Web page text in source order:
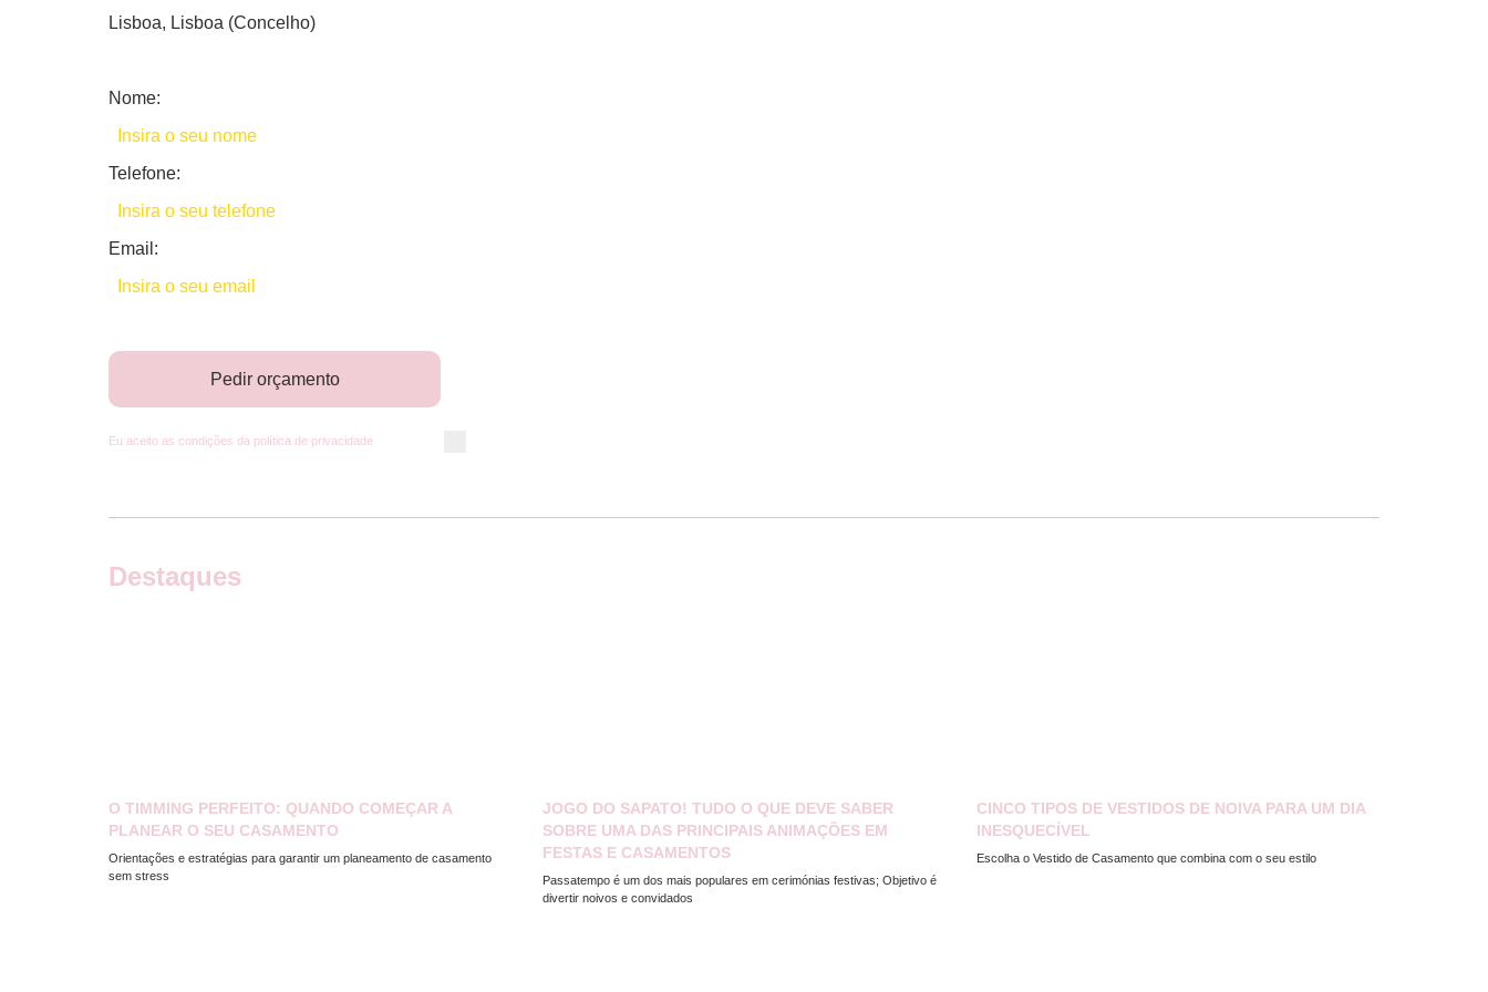
Lisboa, Lisboa (Concelho)
Nome:
Telefone:
Email:
Pedir orçamento
Eu aceito as condições da política de privacidade
Destaques
O TIMMING PERFEITO: QUANDO COMEÇAR A
PLANEAR O SEU CASAMENTO
Orientações e estratégias para garantir um planeamento de casamento
sem stress
JOGO DO SAPATO! TUDO O QUE DEVE SABER
SOBRE UMA DAS PRINCIPAIS ANIMAÇÕES EM
FESTAS E CASAMENTOS
Passatempo é um dos mais populares em cerimónias festivas; Objetivo é
divertir noivos e convidados
CINCO TIPOS DE VESTIDOS DE NOIVA PARA UM DIA
INESQUECÍVEL
Escolha o Vestido de Casamento que combina com o seu estilo